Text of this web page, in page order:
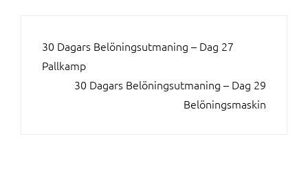
INLÄGGSNAVIGERING
30 Dagars Belöningsutmaning – Dag 27
Pallkamp
30 Dagars Belöningsutmaning – Dag 29
Belöningsmaskin